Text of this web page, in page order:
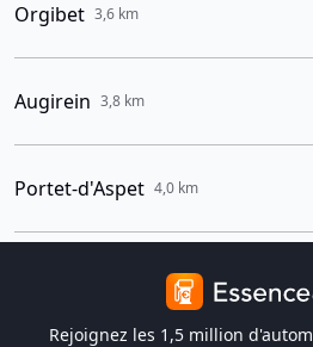
Orgibet 3,6 km
Augirein 3,8 km
Portet-d'Aspet 4,0 km
Rejoignez les 1,5 million